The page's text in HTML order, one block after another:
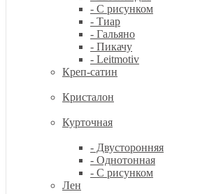
- С рисунком
- Тиар
- Гальяно
- Пикачу
- Leitmotiv
Креп-сатин
Кристалон
Курточная
- Двусторонняя
- Однотонная
- С рисунком
Лен